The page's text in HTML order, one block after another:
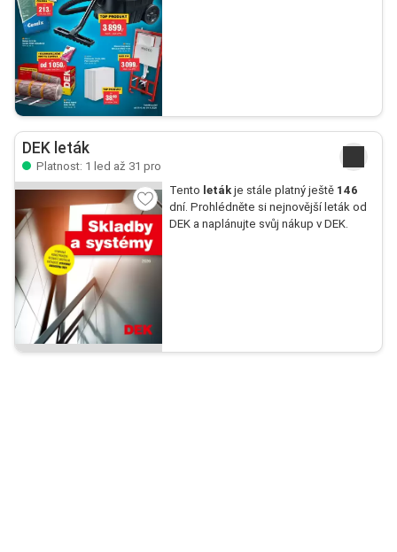
DEK leták
Platnost: 1 led až 31 pro
Tento letákje stále platný ještě 146
dní. Prohlédněte si nejnovější leták od
DEK a naplánujte svůj nákup v DEK.